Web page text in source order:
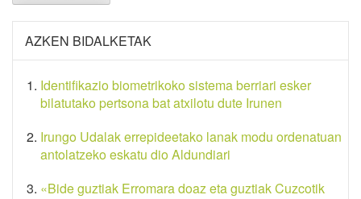
AZKEN BIDALKETAK
Identifikazio biometrikoko sistema berriari esker
bilatutako pertsona bat atxilotu dute Irunen
Irungo Udalak errepideetako lanak modu ordenatuan
antolatzeko eskatu dio Aldundiari
«Bide guztiak Erromara doaz eta guztiak Cuzcotik